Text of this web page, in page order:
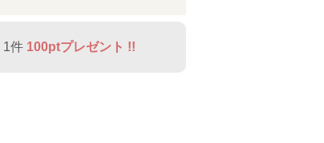
1件 100ptプレゼント !!